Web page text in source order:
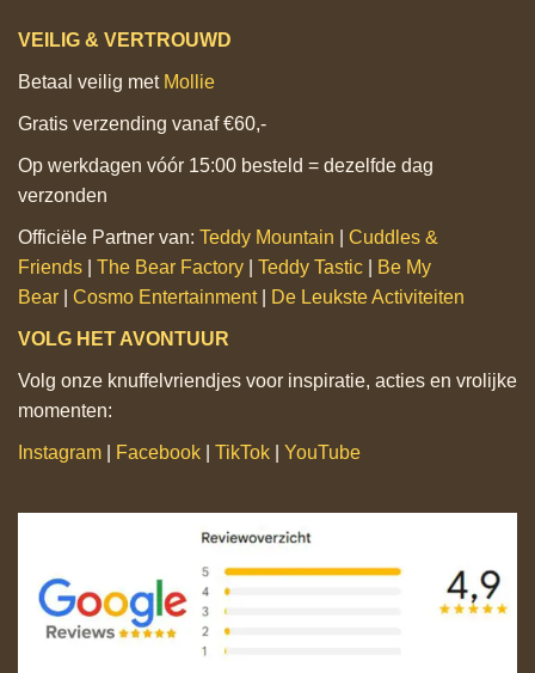
VEILIG & VERTROUWD
Betaal veilig met Mollie
Gratis verzending vanaf €60,-
Op werkdagen vóór 15:00 besteld = dezelfde dag
verzonden
Officiële Partner van: Teddy Mountain
Cuddles &
Friends
The Bear Factory Teddy Tastic
Be My
Bear
Cosmo Entertainment| De Leukste Activiteiten
VOLG HET AVONTUUR
Volg onze knuffelvriendjes voor inspiratie, acties en vrolijke
momenten:
Instagram Facebook TikTok YouTube